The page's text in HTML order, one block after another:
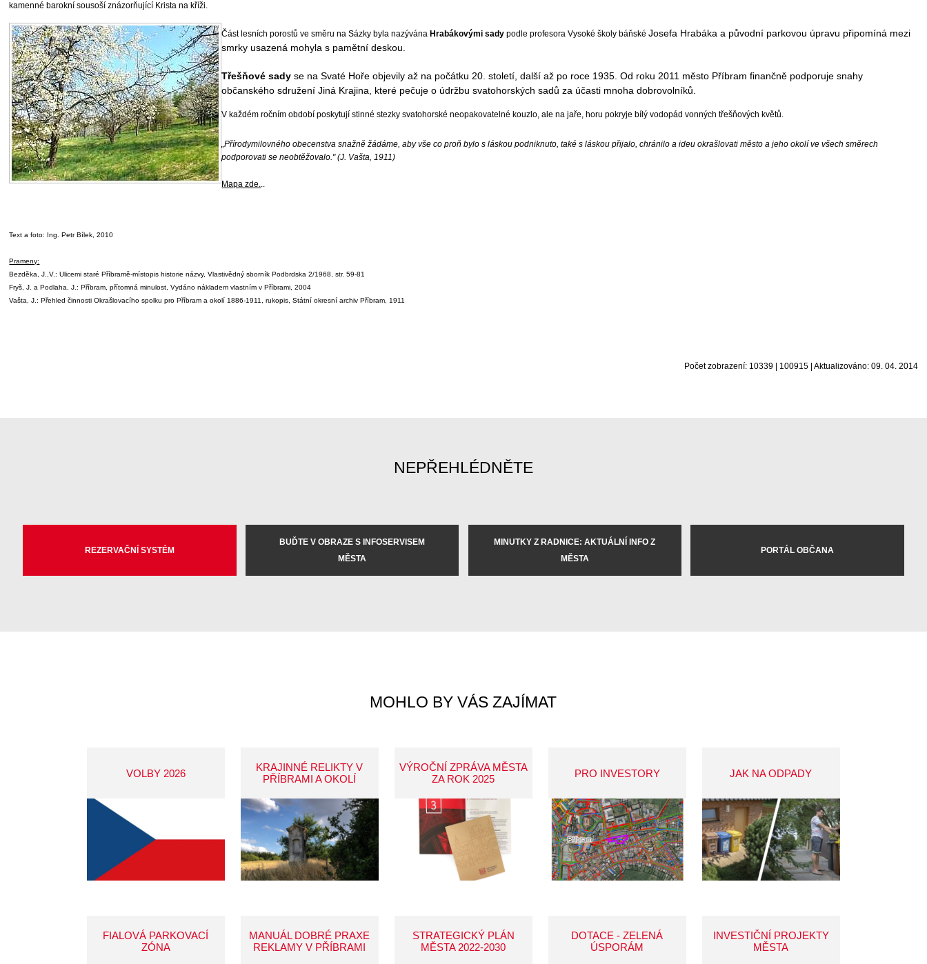
kamenné barokní sousoší znázorňující Krista na kříži.
Část lesních porostů ve směru na Sázky byla nazývána Hrabákovými sady podle profesora Vysoké školy báňskéJosefa Hrabáka a původní parkovou úpravu připomíná mezi
smrky usazená mohyla s pamětní deskou.
Třešňové sady se na Svaté Hoře objevily až na počátku 20. století, další až po roce 1935. Od roku 2011 město Příbram finančně podporuje snahy
občanského sdružení Jiná Krajina, které pečuje o údržbu svatohorských sadů za účasti mnoha dobrovolníků.
V každém ročním období poskytují stinné stezky svatohorské neopakovatelné kouzlo, ale na jaře, horu pokryje bílý vodopád vonných třešňových květů.
„Přírodymilovného obecenstva snažně žádáme, aby vše co proň bylo s láskou podniknuto, také s láskou přijalo, chránilo a ideu okrašlovati město a jeho okolí ve všech směrech
podporovati se neobtěžovalo." (J. Vašta, 1911)
Mapa zde...
Text a foto: Ing. Petr Bílek, 2010
Prameny:
Bezděka, J.,V.: Ulicemi staré Příbramě-místopis historie názvy, Vlastivědný sborník Podbrdska 2/1968, str. 59-81
Fryš, J. a Podlaha, J.: Příbram, přítomná minulost, Vydáno nákladem vlastním v Příbrami, 2004
Vašta, J.: Přehled činnosti Okrašlovacího spolku pro Příbram a okolí 1886-1911, rukopis, Státní okresní archiv Příbram, 1911
Počet zobrazení: 10339 | 100915 | Aktualizováno: 09. 04. 2014
NEPŘEHLÉDNĚTE
REZERVAČNÍ SYSTÉM
BUĎTE V OBRAZE S INFOSERVISEM
MĚSTA
MINUTKY Z RADNICE: AKTUÁLNÍ INFO Z
MĚSTA
PORTÁL OBČANA
MOHLO BY VÁS ZAJÍMAT
VOLBY 2026
KRAJINNÉ RELIKTY V
PŘÍBRAMI A OKOLÍ
VÝROČNÍ ZPRÁVA MĚSTA
ZA ROK 2025
PRO INVESTORY JAK NA ODPADY
FIALOVÁ PARKOVACÍ
ZÓNA
MANUÁL DOBRÉ PRAXE
REKLAMY V PŘÍBRAMI
STRATEGICKÝ PLÁN
MĚSTA 2022-2030
DOTACE - ZELENÁ
ÚSPORÁM
INVESTIČNÍ PROJEKTY
MĚSTA